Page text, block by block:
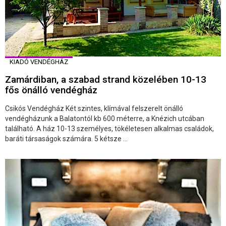
KIADÓ VENDÉGHÁZ
Zamárdiban, a szabad strand közelében 10-13
fős önálló vendégház
Csikós Vendégház Két szintes, klímával felszerelt önálló
vendégházunk a Balatontól kb 600 méterre, a Knézich utcában
található. A ház 10-13 személyes, tökéletesen alkalmas családok,
baráti társaságok számára. 5 kétsze ...